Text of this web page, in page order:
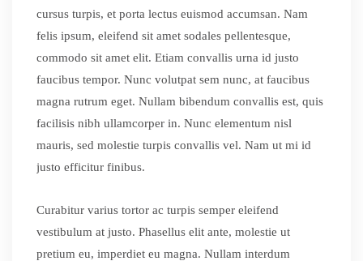
cursus turpis, et porta lectus euismod accumsan. Nam
felis ipsum, eleifend sit amet sodales pellentesque,
commodo sit amet elit. Etiam convallis urna id justo
faucibus tempor. Nunc volutpat sem nunc, at faucibus
magna rutrum eget. Nullam bibendum convallis est, quis
facilisis nibh ullamcorper in. Nunc elementum nisl
mauris, sed molestie turpis convallis vel. Nam ut mi id
justo efficitur finibus.
Curabitur varius tortor ac turpis semper eleifend
vestibulum at justo. Phasellus elit ante, molestie ut
pretium eu, imperdiet eu magna. Nullam interdum